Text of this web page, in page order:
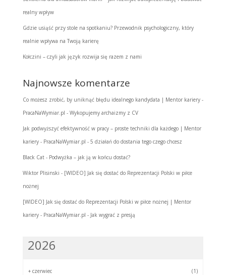
realny wpływ
Gdzie usiąść przy stole na spotkaniu? Przewodnik psychologiczny, który
realnie wpływa na Twoją karierę
Kołczini – czyli jak język rozwija się razem z nami
Najnowsze komentarze
Co możesz zrobić, by uniknąć błędu idealnego kandydata | Mentor kariery -
PracaNaWymiar.pl - Wykopujemy archaizmy z CV
Jak podwyższyć efektywność w pracy – proste techniki dla każdego | Mentor
kariery - PracaNaWymiar.pl - 5 działań do dostania tego czego chcesz
Black Cat- Podwyżka – jak ją w końcu dostać?
Wiktor Plisinski - [WIDEO] Jak się dostać do Reprezentacji Polski w piłce
nożnej
[WIDEO] Jak się dostać do Reprezentacji Polski w piłce nożnej | Mentor
kariery - PracaNaWymiar.pl - Jak wygrać z presją
2026
+ czerwiec (1)